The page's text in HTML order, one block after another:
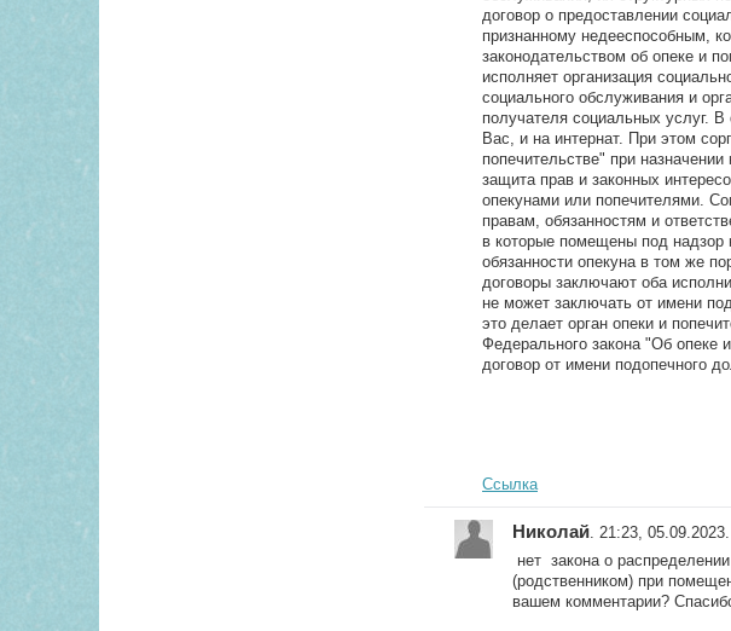
договор о предоставлении
признанному недееспособным,
законодательством об опеке и
исполняет организация
социального обслуживания и
получателя социальных услуг.
Вас, и на интернат. При этом
попечительстве" при
защита прав и законных
опекунами или попечителями.
правам, обязанностям и
в которые помещены под надзор
обязанности опекуна в том же
договоры заключают оба
не может заключать от имени
это делает орган опеки и
Федерального закона "Об опеке
договор от имени подопечного
Ссылка
Николай . 21:23, 05.09.2023.
нет закона о
(родственником) при
вашем комментарии?